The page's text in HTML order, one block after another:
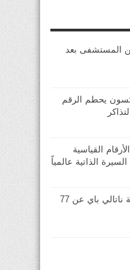
المستشفى بعد
يحطم الرقم
القياسية
الذاتية عالمياً
وفاة الممثلة الفرنسية ناتالي باي عن 77